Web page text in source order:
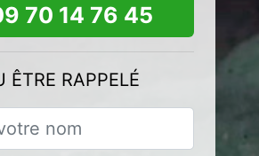
70 14 76 45
ÊTRE RAPPELÉ